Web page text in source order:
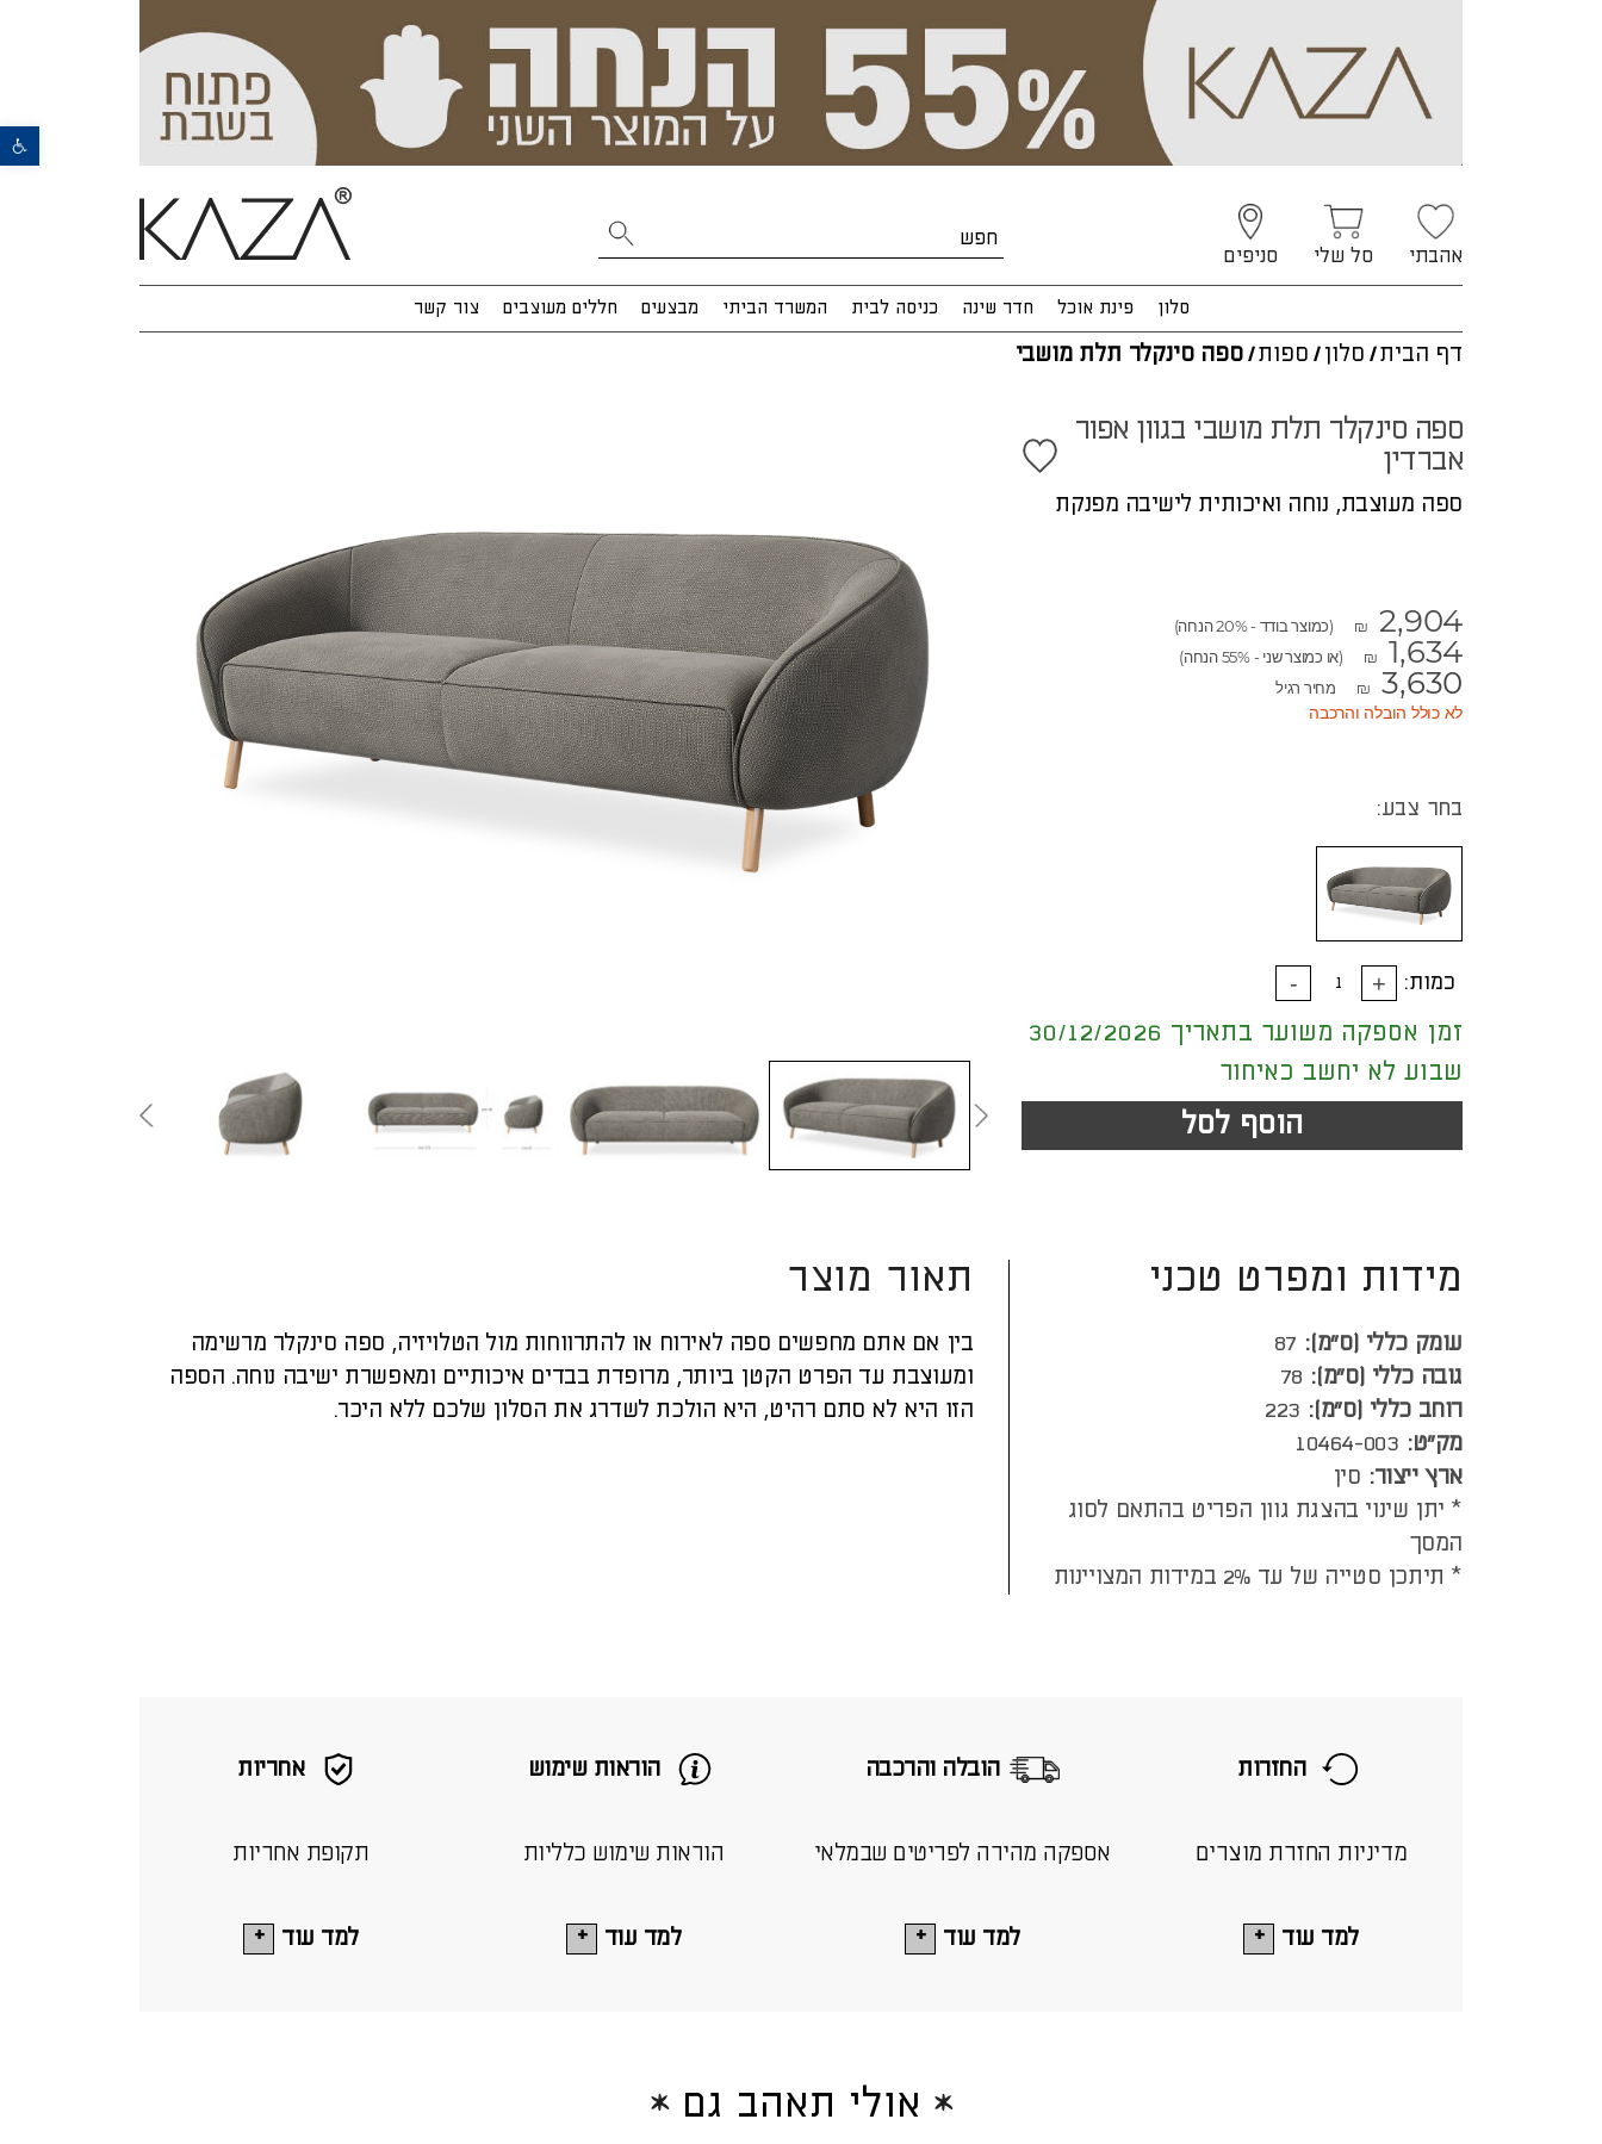
פתח סרגל נגישות
אהבתי סל שלי סניפים
סלון פינת אוכל חדר שינה כניסה לבית המשרד הביתי מבצעים חללים מעוצבים צור קשר
דף הבית/ סלון / ספות/ ספה סינקלר תלת מושבי
ספה סינקלר תלת מושבי בגוון אפור
אברדין
ספה מעוצבת, נוחה ואיכותית לישיבה מפנקת
₪ 2,904 (כמוצר בודד - 20% הנחה)
₪ 1,634 (או כמוצר שני - 55% הנחה)
₪ 3,630 מחיר רגיל
לא כולל הובלה והרכבה
בחר צבע:
כמות:
זמן אספקה משוער בתאריך 30/12/2026
שבוע לא יחשב כאיחור
הוסף לסל
תאור מוצר
בין אם אתם מחפשים ספה לאירוח או להתרווחות מול הטלויזיה, ספה סינקלר מרשימה
ומעוצבת עד הפרט הקטן ביותר, מרופדת בבדים איכותיים ומאפשרת ישיבה נוחה. הספה
הזו היא לא סתם רהיט, היא הולכת לשדרג את הסלון שלכם ללא היכר.
מידות ומפרט טכני
עומק כללי (ס”מ): 87
גובה כללי (ס”מ): 78
רוחב כללי (ס”מ): 223
מק"ט: 10464-003
ארץ ייצור: סין
* יתן שינוי בהצגת גוון הפריט בהתאם לסוג
המסך
* תיתכן סטייה של עד 2% במידות המצויינות
אחריות
תקופת אחריות
למד עוד
הוראות שימוש
הוראות שימוש כלליות
למד עוד
הובלה והרכבה
אספקה מהירה לפריטים שבמלאי
למד עוד
החזרות
מדיניות החזרת מוצרים
למד עוד
אולי תאהב גם